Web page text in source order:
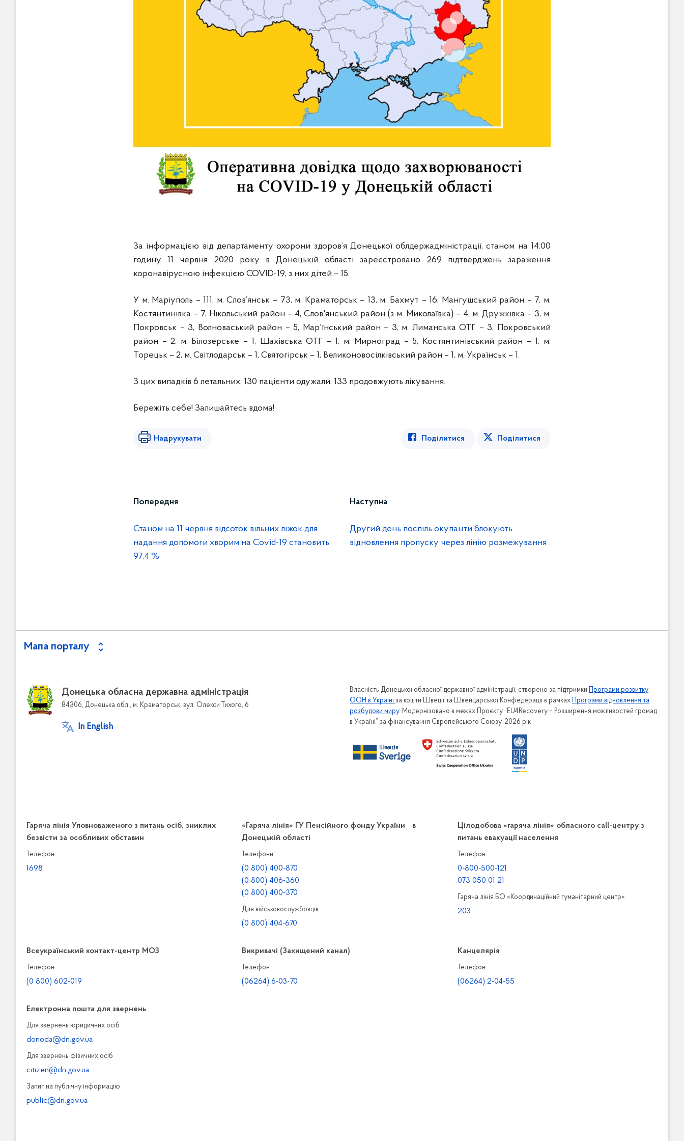
За інформацією від департаменту охорони здоров’я Донецької облдержадміністрації, станом на 14:00
годину 11 червня 2020 року в Донецькій області зареєстровано 269 підтверджень зараження
коронавірусною інфекцією COVID-19, з них дітей – 15.
У м. Маріуполь – 111, м. Слов’янськ – 73, м. Краматорськ – 13, м. Бахмут – 16, Мангушський район – 7, м.
Костянтинівка – 7, Нікольський район – 4, Слов'янський район (з м. Миколаївка) – 4, м. Дружківка – 3, м.
Покровськ – 3, Волноваський район – 5, Мар'їнський район – 3, м. Лиманська ОТГ – 3, Покровський
район – 2, м. Білозерське – 1, Шахівська ОТГ – 1, м. Мирноград – 5, Костянтинівський район – 1, м.
Торецьк – 2, м. Світлодарськ – 1, Святогірськ – 1, Великоновосілківський район – 1, м. Українськ – 1.
З цих випадків 6 летальних, 130 пацієнти одужали, 133 продовжують лікування.
Бережіть себе! Залишайтесь вдома!
Надрукувати Поділитися Поділитися
Попередня
Станом на 11 червня відсоток вільних ліжок для
надання допомоги хворим на Covid-19 становить
97,4 %
Наступна
Другий день поспіль окупанти блокують
відновлення пропуску через лінію розмежування
Мапа порталу
Донецька обласна державна адміністрація
84306, Донецька обл., м. Краматорськ, вул. Олекси Тихого, 6
In English
Власність Донецької обласної державної адміністрації, створено за підтримки Програми розвитку
ООН в Україні за кошти Швеції та Швейцарської Конфедерації в рамках Програми відновлення та
розбудови миру. Модернізовано в межах Проєкту “EU4Recovery – Розширення можливостей громад
в Україні” за фінансування Європейського Союзу. 2026 рік
Гаряча лінія Уповноваженого з питань осіб, зниклих
безвісти за особливих обставин
Телефон
1698
«Гаряча лінія» ГУ Пенсійного фонду України в
Донецькій області
Телефони
(0 800) 400-870
(0 800) 406-360
(0 800) 400-370
Для військовослужбовців
(0 800) 404-670
Цілодобова «гаряча лінія» обласного call-центру з
питань евакуації населення
Телефон
0-800-500-121
073 050 01 21
Гаряча лінія БО «Координаційний гуманітарний центр»
203
Всеукраїнський контакт-центр МОЗ
Телефон
(0 800) 602-019
Викривачі (Захищений канал)
Телефон
(06264) 6-03-70
Канцелярiя
Телефон
(06264) 2-04-55
Електронна пошта для звернень
Для звернень юридичних осiб
donoda@dn.gov.ua
Для звернень фізичних осiб
citizen@dn.gov.ua
Запит на публiчну інформацiю
public@dn.gov.ua